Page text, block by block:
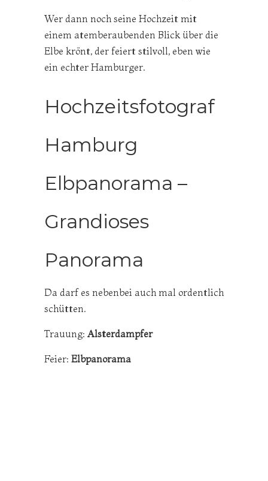
Wer dann noch seine Hochzeit mit
einem atemberaubenden Blick über die
Elbe krönt, der feiert stilvoll, eben wie
ein echter Hamburger.
Hochzeitsfotograf
Hamburg
Elbpanorama –
Grandioses
Panorama
Da darf es nebenbei auch mal ordentlich
schütten.
Trauung: Alsterdampfer
Feier: Elbpanorama